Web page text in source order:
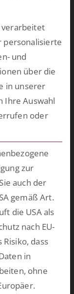
und Low-Code-
in kurzer Zeit
Softwarewelt auf
Spektrum an
lassen Sie uns
Einsatzzweck
Kenntnis
verarbeitet
personalisierte
und
über die
in unserer
Ihre Auswahl
oder
zur
auch der
gemäß Art.
die USA als
nach EU-
Risiko, dass
in
ohne